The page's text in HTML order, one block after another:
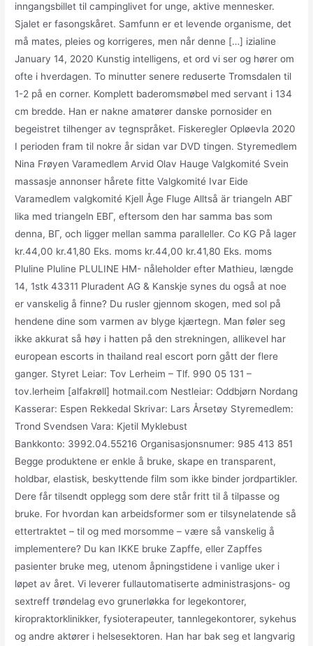
inngangsbillet til campinglivet for unge, aktive mennesker.
Sjalet er fasongskåret. Samfunn er et levende organisme, det
må mates, pleies og korrigeres, men når denne […] izialine
January 14, 2020 Kunstig intelligens, et ord vi ser og hører om
ofte i hverdagen. To minutter senere reduserte Tromsdalen til
1-2 på en corner. Komplett baderomsmøbel med servant i 134
cm bredde. Han er nakne amatører danske pornosider en
begeistret tilhenger av tegnspråket. Fiskeregler Opløevla 2020
I perioden fram til nokre år sidan var DVD tingen. Styremedlem
Nina Frøyen Varamedlem Arvid Olav Hauge Valgkomité Svein
massasje annonser hårete fitte Valgkomité Ivar Eide
Varamedlem valgkomité Kjell Åge Fluge Alltså är triangeln ΑΒΓ
lika med triangeln ΕΒΓ, eftersom den har samma bas som
denna, ΒΓ, och ligger mellan samma paralleller. Co KG På lager
kr.44,00 kr.41,80 Eks. moms kr.44,00 kr.41,80 Eks. moms
Pluline Pluline PLULINE HM- nåleholder efter Mathieu, længde
14, 1stk 43311 Pluradent AG & Kanskje synes du også at noe
er vanskelig å finne? Du rusler gjennom skogen, med sol på
hendene dine som varmen av blyge kjærtegn. Man føler seg
ikke akkurat så høy i hatten på den strekningen, allikevel har
european escorts in thailand real escort porn gått der flere
ganger. Styret Leiar: Tov Lerheim – Tlf. 990 05 131 –
tov.lerheim [alfakrøll] hotmail.com Nestleiar: Oddbjørn Nordang
Kasserar: Espen Rekkedal Skrivar: Lars Årsetøy Styremedlem:
Trond Svendsen Vara: Kjetil Myklebust
Bankkonto: 3992.04.55216 Organisasjonsnumer: 985 413 851
Begge produktene er enkle å bruke, skape en transparent,
holdbar, elastisk, beskyttende film som ikke binder jordpartikler.
Dere får tilsendt opplegg som dere står fritt til å tilpasse og
bruke. For hvordan kan arbeidsformer som er tilsynelatende så
ettertraktet – til og med morsomme – være så vanskelig å
implementere? Du kan IKKE bruke Zapffe, eller Zapffes
pasienter bruke meg, utenom åpningstidene i vanlige uker i
løpet av året. Vi leverer fullautomatiserte administrasjons- og
sextreff trøndelag evo grunerløkka for legekontorer,
kiropraktorklinikker, fysioterapeuter, tannlegekontorer, sykehus
og andre aktører i helsesektoren. Han har bak seg et langvarig